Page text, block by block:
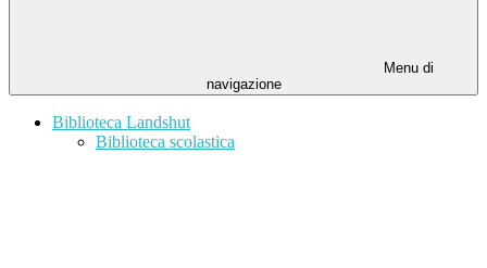
Menu di
navigazione
Biblioteca Landshut
Biblioteca scolastica